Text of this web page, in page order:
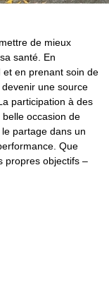
de mieux
santé. En
et en prenant soin de
une source
participation à des
belle occasion de
le partage dans un
Que
propres objectifs –